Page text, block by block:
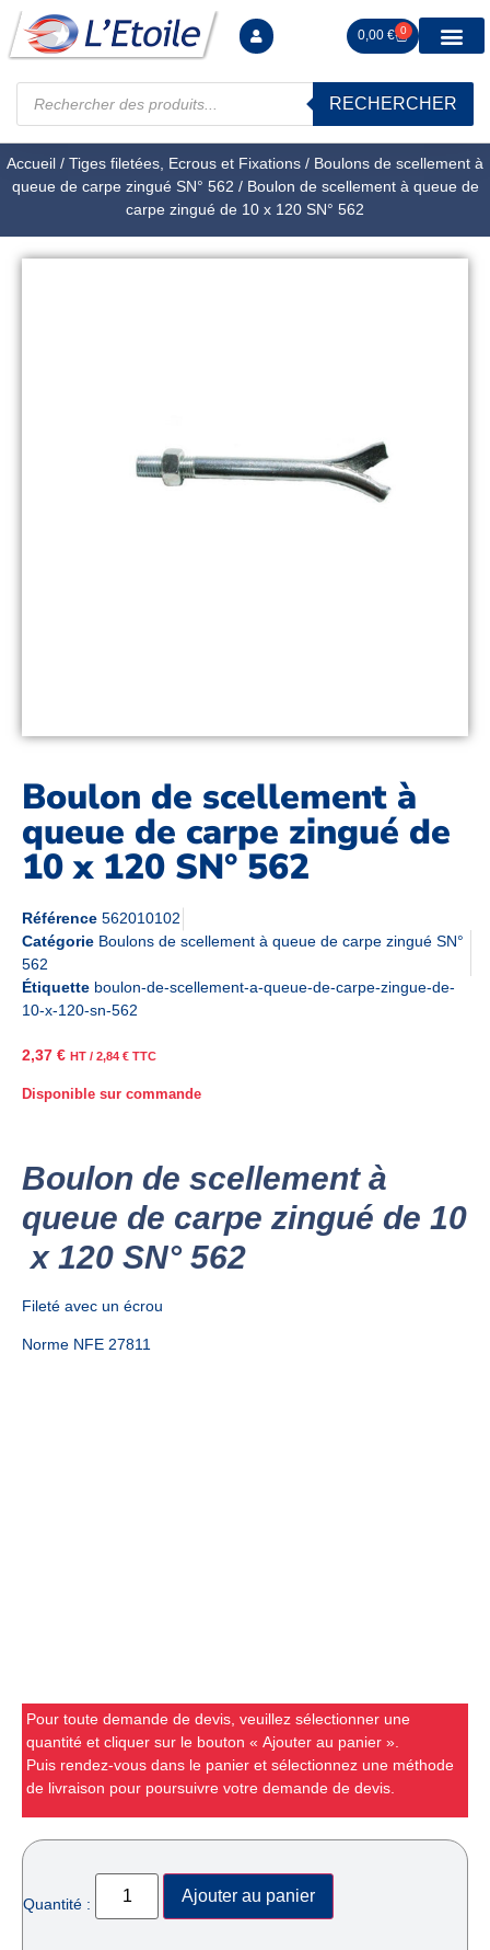
0,00 € 0
RECHERCHER
Accueil / Tiges filetées, Ecrous et Fixations / Boulons de scellement à
queue de carpe zingué SN° 562 / Boulon de scellement à queue de
carpe zingué de 10 x 120 SN° 562
Boulon de scellement à
queue de carpe zingué de
10 x 120 SN° 562
Référence 562010102
Catégorie Boulons de scellement à queue de carpe zingué SN°
562
Étiquette boulon-de-scellement-a-queue-de-carpe-zingue-de-
10-x-120-sn-562
2,37 € HT / 2,84 € TTC
Disponible sur commande
Boulon de scellement à
queue de carpe zingué de 10
x 120 SN° 562
Fileté avec un écrou
Norme NFE 27811
Pour toute demande de devis, veuillez sélectionner une
quantité et cliquer sur le bouton « Ajouter au panier ».
Puis rendez-vous dans le panier et sélectionnez une méthode
de livraison pour poursuivre votre demande de devis.
Quantité : Ajouter au panier